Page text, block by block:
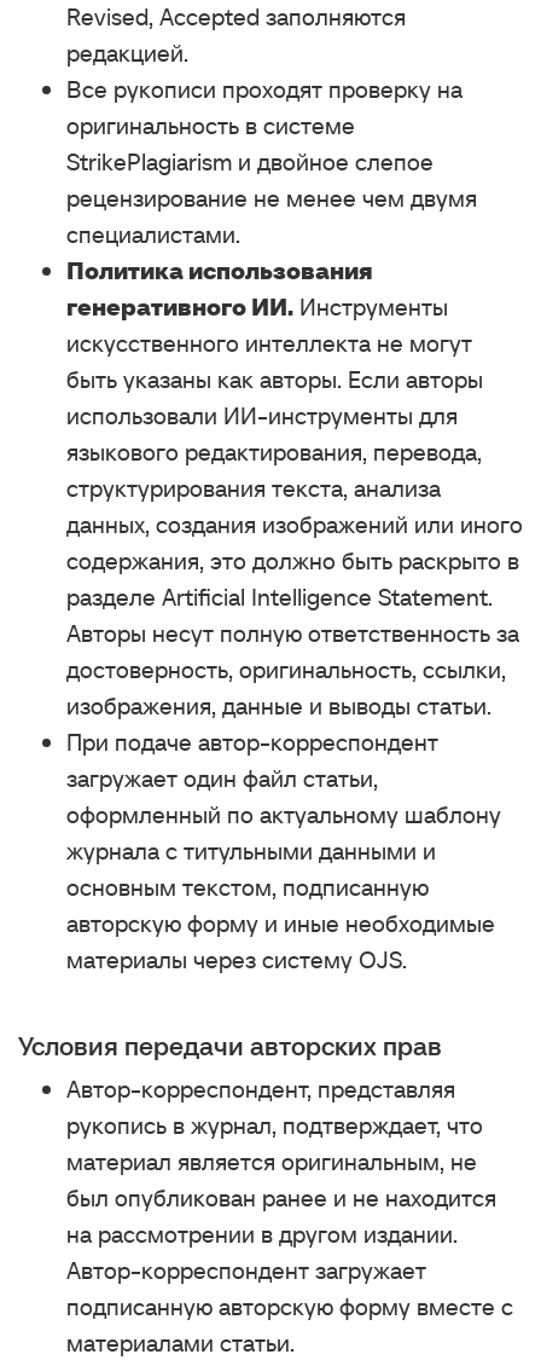
Revised, Accepted заполняются
редакцией.
Все рукописи проходят проверку на
оригинальность в системе
StrikePlagiarism и двойное слепое
рецензирование не менее чем двумя
специалистами.
Политика использования
генеративного ИИ. Инструменты
искусственного интеллекта не могут
быть указаны как авторы. Если авторы
использовали ИИ-инструменты для
языкового редактирования, перевода,
структурирования текста, анализа
данных, создания изображений или иного
содержания, это должно быть раскрыто в
разделе Artificial Intelligence Statement.
Авторы несут полную ответственность за
достоверность, оригинальность, ссылки,
изображения, данные и выводы статьи.
При подаче автор-корреспондент
загружает один файл статьи,
оформленный по актуальному шаблону
журнала с титульными данными и
основным текстом, подписанную
авторскую форму и иные необходимые
материалы через систему OJS.
Условия передачи авторских прав
Автор-корреспондент, представляя
рукопись в журнал, подтверждает, что
материал является оригинальным, не
был опубликован ранее и не находится
на рассмотрении в другом издании.
Автор-корреспондент загружает
подписанную авторскую форму вместе с
материалами статьи.